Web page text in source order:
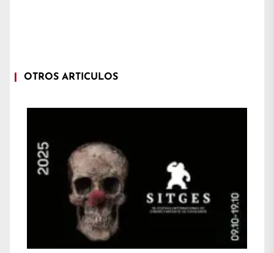
OTROS ARTÍCULOS